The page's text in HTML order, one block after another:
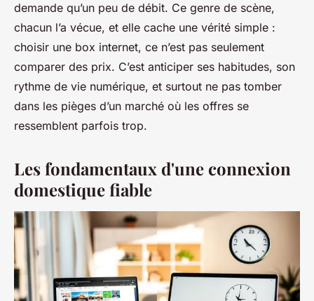
demande qu’un peu de débit. Ce genre de scène,
chacun l’a vécue, et elle cache une vérité simple :
choisir une box internet, ce n’est pas seulement
comparer des prix. C’est anticiper ses habitudes, son
rythme de vie numérique, et surtout ne pas tomber
dans les pièges d’un marché où les offres se
ressemblent parfois trop.
Les fondamentaux d'une connexion
domestique fiable